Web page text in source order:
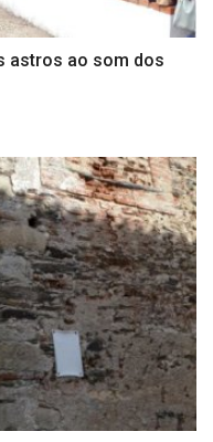
astros ao som dos